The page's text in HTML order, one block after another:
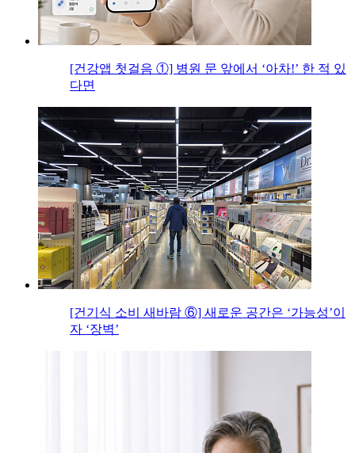
[건강앱 첫걸음 ①] 병원 문 앞에서 ‘아차!’ 한 적 있
다면
[건기식 소비 새바람 ⑥] 새로운 공간은 ‘가능성’이
자 ‘장벽’